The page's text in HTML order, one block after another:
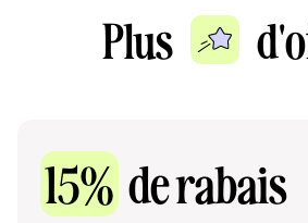
Plus
15% de rabais